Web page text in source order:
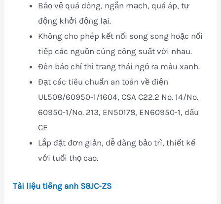
Bảo vệ quá dòng, ngắn mạch, quá áp, tự
động khởi động lại.
Không cho phép kết nối song song hoặc nối
tiếp các nguồn cùng công suất với nhau.
Đèn báo chỉ thị trạng thái ngỏ ra màu xanh.
Đạt các tiêu chuẩn an toàn về điện
UL508/60950-1/1604, CSA C22.2 No. 14/No.
60950-1/No. 213, EN50178, EN60950-1, dấu
CE
Lắp đặt đơn giản, dễ dàng bảo trì, thiết kế
với tuổi thọ cao.
Tài liệu tiếng anh S8JC-ZS